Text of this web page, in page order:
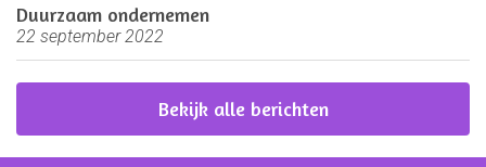
Duurzaam ondernemen
22 september 2022
Bekijk alle berichten